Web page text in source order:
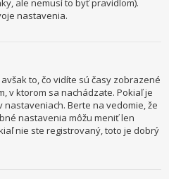
ale nemusí to byť pravidlom).
nastavenia.
to, čo vidíte sú časy zobrazené
v ktorom sa nachádzate. Pokiaľ je
Berte na vedomie, že
nastavenia môžu meniť len
nie ste registrovaný, toto je dobrý